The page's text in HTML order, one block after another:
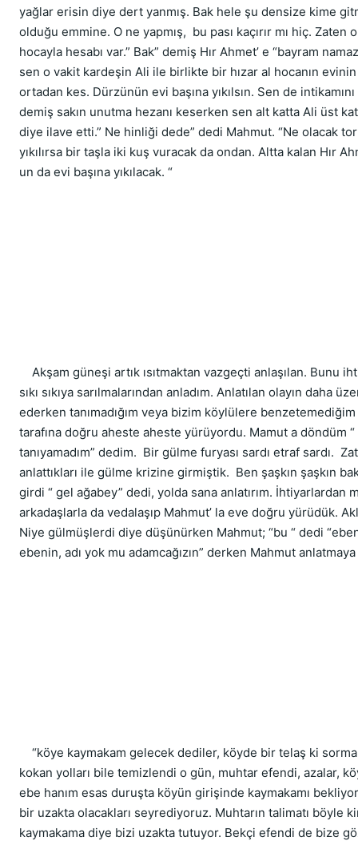
yağlar erisin diye dert yanmış. Bak hele şu densize kime
olduğu emmine. O ne yapmış,  bu pası kaçırır mı hiç.
hocayla hesabı var.” Bak” demiş Hır Ahmet’ e “bayram
sen o vakit kardeşin Ali ile birlikte bir hızar al hocanın evinin
ortadan kes. Dürzünün evi başına yıkılsın. Sen de
demiş sakın unutma hezanı keserken sen alt katta Ali üst
diye ilave etti.” Ne hinliği dede” dedi Mahmut. “Ne olacak
yıkılırsa bir taşla iki kuş vuracak da ondan. Altta kalan Hır
un da evi başına yıkılacak. “
Akşam güneşi artık ısıtmaktan vazgeçti anlaşılan. Bunu
sıkı sıkıya sarılmalarından anladım. Anlatılan olayın daha
ederken tanımadığım veya bizim köylülere
tarafına doğru aheste aheste yürüyordu. Mamut a döndüm
tanıyamadım” dedim.  Bir gülme furyası sardı etraf sardı.
anlattıkları ile gülme krizine girmiştik.  Ben şaşkın şaşkın
girdi “ gel ağabey” dedi, yolda sana anlatırım. İhtiyarlardan
arkadaşlarla da vedalaşıp Mahmut’ la eve doğru yürüdük.
Niye gülmüşlerdi diye düşünürken Mahmut; “bu “ dedi
ebenin, adı yok mu adamcağızın” derken Mahmut anlatmaya
“köye kaymakam gelecek dediler, köyde bir telaş ki
kokan yolları bile temizlendi o gün, muhtar efendi, azalar,
ebe hanım esas duruşta köyün girişinde kaymakamı
bir uzakta olacakları seyrediyoruz. Muhtarın talimatı böyle
kaymakama diye bizi uzakta tutuyor. Bekçi efendi de bize